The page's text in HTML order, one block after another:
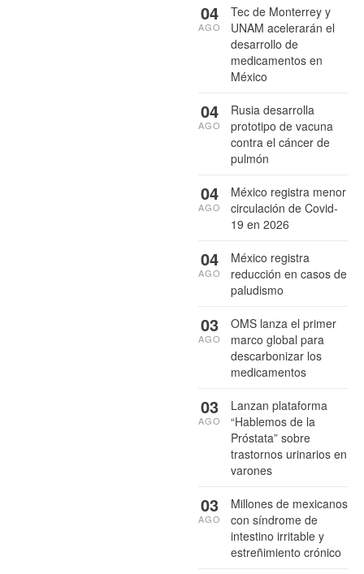
Tec de Monterrey y
UNAM acelerarán el
desarrollo de
medicamentos en
México
04
AGO
Rusia desarrolla
prototipo de vacuna
contra el cáncer de
pulmón
04
AGO
México registra menor
circulación de Covid-
19 en 2026
04
AGO
México registra
reducción en casos de
paludismo
04
AGO
OMS lanza el primer
marco global para
descarbonizar los
medicamentos
03
AGO
Lanzan plataforma
“Hablemos de la
Próstata” sobre
trastornos urinarios en
varones
03
AGO
Millones de mexicanos
con síndrome de
intestino irritable y
estreñimiento crónico
03
AGO